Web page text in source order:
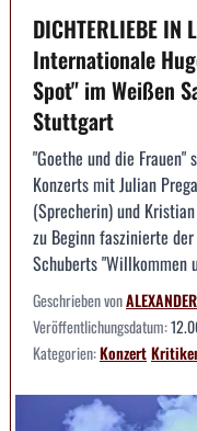
DICHTERLIEBE IN
Internationale
Spot" im Weißen
Stuttgart
"Goethe und die
Konzerts mit Julian
(Sprecherin) und
zu Beginn faszinierte
Schuberts "Willkommen
Geschrieben von
Veröffentlichungsdatum:
Kategorien:Konzert